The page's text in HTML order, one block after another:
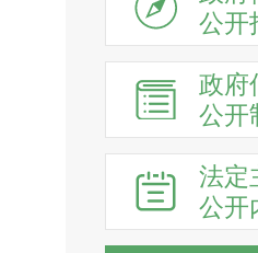
公开
政府
公开
法定
公开